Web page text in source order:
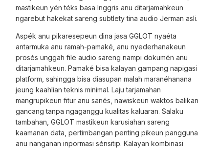
mastikeun yén téks basa Inggris anu ditarjamahkeun
ngarebut hakekat sareng subtlety tina audio Jerman asli.
Aspék anu pikaresepeun dina jasa GGLOT nyaéta
antarmuka anu ramah-pamaké, anu nyederhanakeun
prosés unggah file audio sareng nampi dokumén anu
ditarjamahkeun. Pamaké bisa kalayan gampang napigasi
platform, sahingga bisa diasupan malah maranéhanana
jeung kaahlian teknis minimal. Laju tarjamahan
mangrupikeun fitur anu sanés, nawiskeun waktos balikan
gancang tanpa ngaganggu kualitas kaluaran. Salaku
tambahan, GGLOT mastikeun karusiahan sareng
kaamanan data, pertimbangan penting pikeun pangguna
anu nanganan inpormasi sénsitip. Kalayan kombinasi